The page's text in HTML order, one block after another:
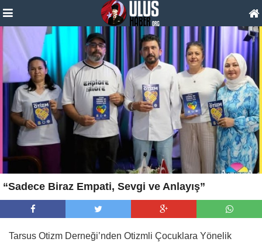
“Sadece Biraz Empati, Sevgi ve Anlayış”
Tarsus Otizm Derneği’nden Otizmli Çocuklara Yönelik